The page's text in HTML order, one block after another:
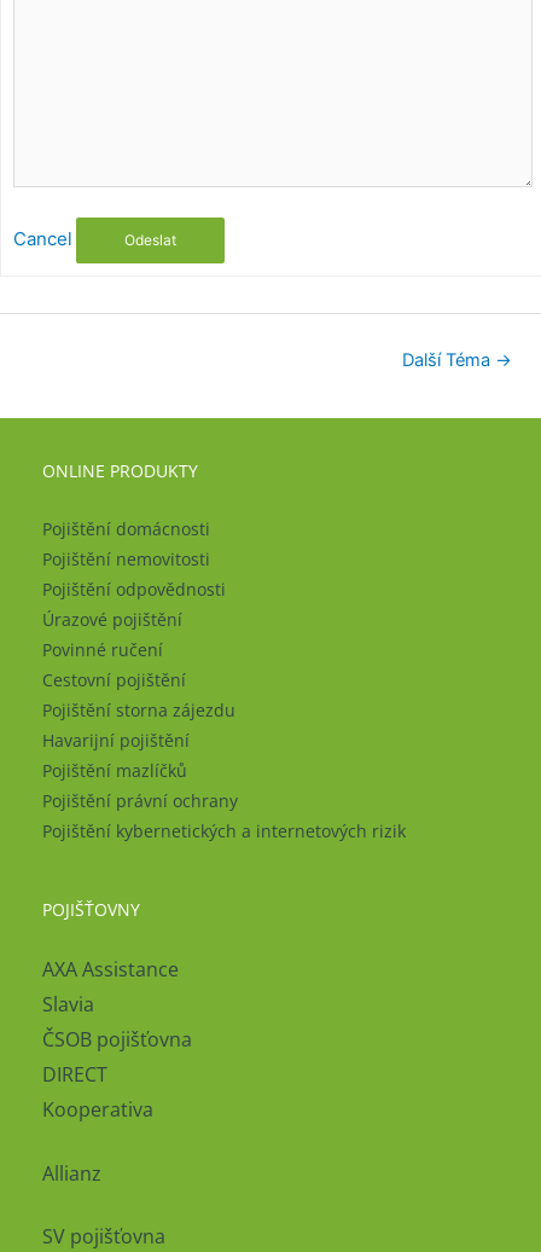
Cancel Odeslat
Další Téma →
ONLINE PRODUKTY
Pojištění domácnosti
Pojištění nemovitosti
Pojištění odpovědnosti
Úrazové pojištění
Povinné ručení
Cestovní pojištění
Pojištění storna zájezdu
Havarijní pojištění
Pojištění mazlíčků
Pojištění právní ochrany
Pojištění kybernetických a internetových rizik
POJIŠŤOVNY
AXA Assistance
Slavia
ČSOB pojišťovna
DIRECT
Kooperativa
Allianz
SV pojišťovna